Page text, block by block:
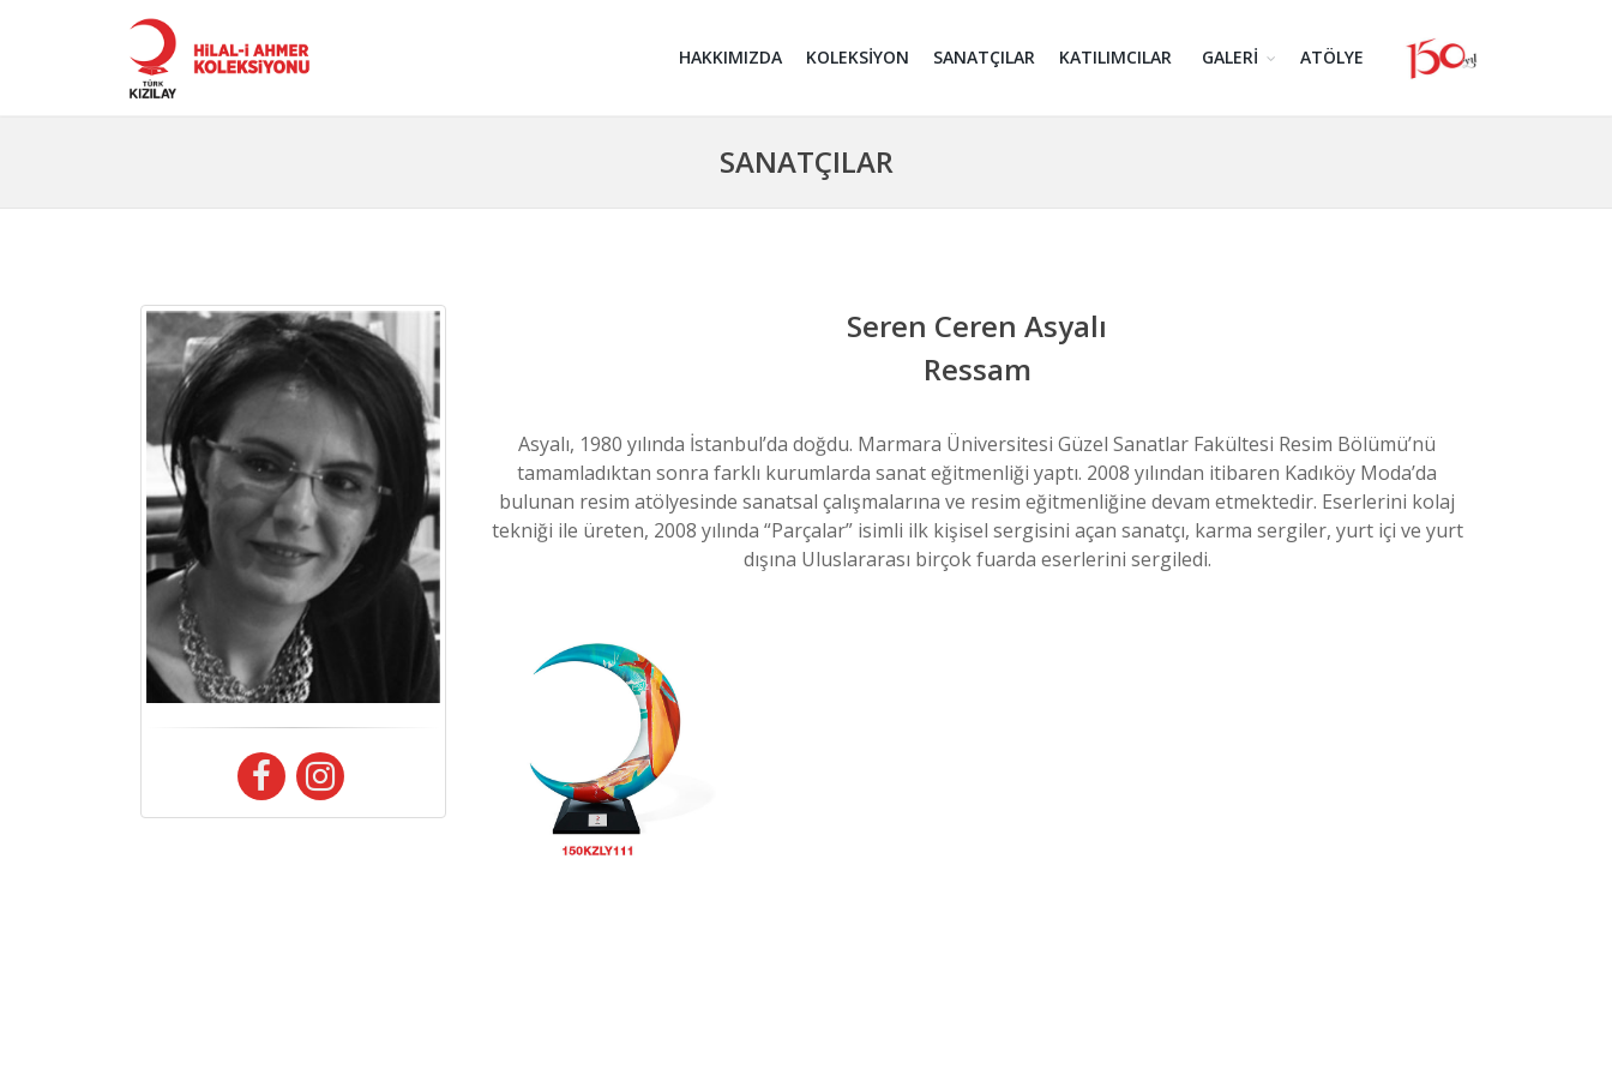
HAKKIMIZDA KOLEKSİYON SANATÇILAR KATILIMCILAR GALERİ ATÖLYE
SANATÇILAR
Seren Ceren Asyalı
Ressam
Asyalı, 1980 yılında İstanbul’da doğdu. Marmara Üniversitesi Güzel Sanatlar Fakültesi Resim Bölümü’nü
tamamladıktan sonra farklı kurumlarda sanat eğitmenliği yaptı. 2008 yılından itibaren Kadıköy Moda’da
bulunan resim atölyesinde sanatsal çalışmalarına ve resim eğitmenliğine devam etmektedir. Eserlerini kolaj
tekniği ile üreten, 2008 yılında “Parçalar” isimli ilk kişisel sergisini açan sanatçı, karma sergiler, yurt içi ve yurt
dışına Uluslararası birçok fuarda eserlerini sergiledi.